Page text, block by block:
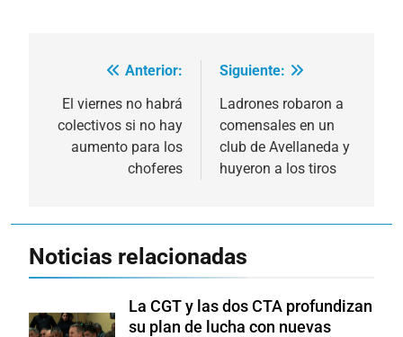
Navegación
de
entradas
Anterior:
El viernes no habrá
colectivos si no hay
aumento para los
choferes
Siguiente:
Ladrones robaron a
comensales en un
club de Avellaneda y
huyeron a los tiros
Noticias relacionadas
La CGT y las dos CTA profundizan
su plan de lucha con nuevas